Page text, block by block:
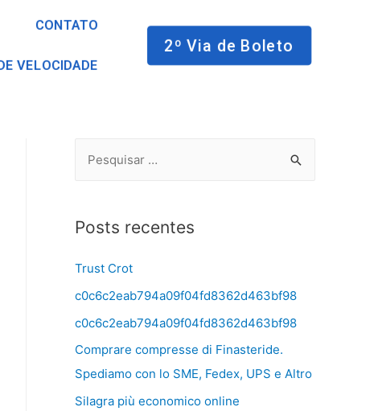
CONTATO
VELOCIDADE
2º Via de Boleto
Posts recentes
Trust Crot
c0c6c2eab794a09f04fd8362d463bf98
c0c6c2eab794a09f04fd8362d463bf98
Comprare compresse di Finasteride.
Spediamo con lo SME, Fedex, UPS e Altro
Silagra più economico online